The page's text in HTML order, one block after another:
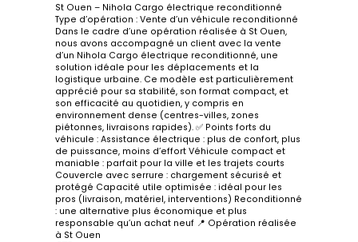
St Ouen – Nihola Cargo électrique reconditionné
Type d’opération : Vente d’un véhicule reconditionné
Dans le cadre d’une opération réalisée à St Ouen,
nous avons accompagné un client avec la vente
d’un Nihola Cargo électrique reconditionné, une
solution idéale pour les déplacements et la
logistique urbaine. Ce modèle est particulièrement
apprécié pour sa stabilité, son format compact, et
son efficacité au quotidien, y compris en
environnement dense (centres-villes, zones
piétonnes, livraisons rapides). ✅ Points forts du
véhicule : Assistance électrique : plus de confort, plus
de puissance, moins d’effort Véhicule compact et
maniable : parfait pour la ville et les trajets courts
Couvercle avec serrure : chargement sécurisé et
protégé Capacité utile optimisée : idéal pour les
pros (livraison, matériel, interventions) Reconditionné
: une alternative plus économique et plus
responsable qu’un achat neuf 📍 Opération réalisée
à St Ouen